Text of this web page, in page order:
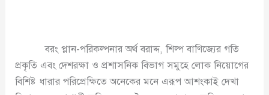
বরং প্লান-পরিকল্পনার অর্থ বরাদ্দ, শিল্প বাণিজ্যের গতি
প্রকৃতি এবং দেশরক্ষা ও প্রশাসনিক বিভাগ সমুহে লোক নিয়োগের
বিশিষ্ট ধারার পরিপ্রেক্ষিতে অনেকের মনে এরূপ আশংকাই দেখা